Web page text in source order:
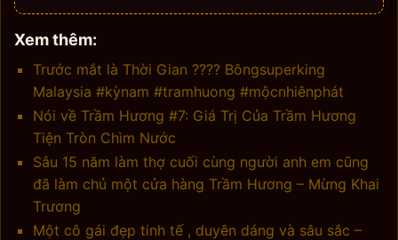
Xem thêm:
Trước mắt là Thời Gian ???? Bôngsuperking
Malaysia #kỳnam #tramhuong #mộcnhiênphát
Nói về Trầm Hương #7: Giá Trị Của Trầm Hương
Tiện Tròn Chìm Nước
Sâu 15 năm làm thợ cuối cùng người anh em cũng
đã làm chủ một cửa hàng Trầm Hương – Mừng Khai
Trương
Một cô gái đẹp tinh tế , duyên dáng và sâu sắc –